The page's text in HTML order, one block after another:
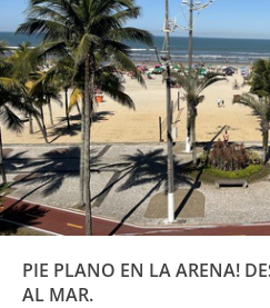
PIE PLANO EN LA ARENA!
AL MAR.